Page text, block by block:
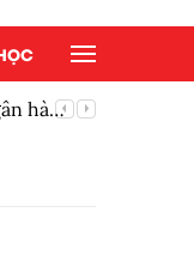
hàng